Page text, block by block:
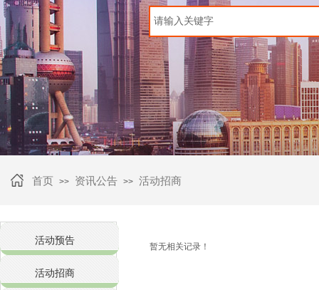
首页 >> 资讯公告 >> 活动招商
活动预告
活动招商
暂无相关记录！